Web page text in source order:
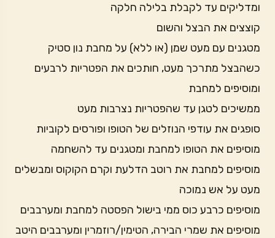
ומדליקים עד לקבלת בלילה חלקה
קוצצים את הבצל והשום
מטגנים עם מעט שמן (או ללא) על מחבת נון סטיק
כשהבצל מתרכך מעט, חותכים את הפטריות לרבעים
ומוסיפים למחבת
ממשיכים לטגן עד שהפטריות נצרבות מעט
סופגים את עודפי הנוזלים של הטופו ופורסים לקוביות
מוסיפים את הטופו למחבת ומטגנים עד להשחמה
מוסיפים למחבת את רוטב הדלעת וקרם הקוקוס ומבשלים
מעט על אש נמוכה
מוסיפים כרבע כוס ממי בישול הפסטה למחבת ומערבבים
מוסיפים את שמרי הבירה, הטימין/רוזמרין ומערבבים היטב